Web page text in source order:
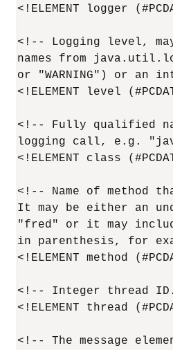
<!ELEMENT logger
<!-- Logging level,
names from
or "WARNING") or an
<!ELEMENT level
<!-- Fully qualified
logging call, e.g.
<!ELEMENT class
<!-- Name of method
It may be either an
"fred" or it may
in parenthesis, for
<!ELEMENT method
<!-- Integer thread
<!ELEMENT thread
<!-- The message